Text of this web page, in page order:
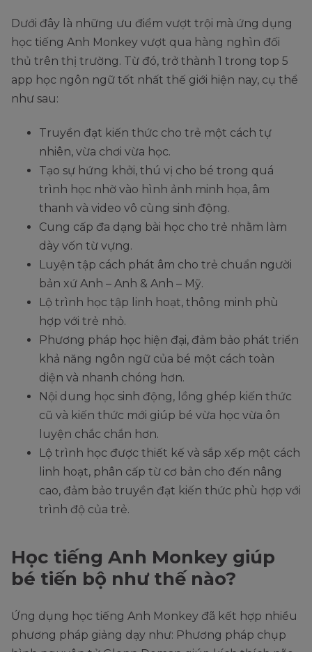
Dưới đây là những ưu điểm vượt trội mà ứng dụng
học tiếng Anh Monkey vượt qua hàng nghìn đối
thủ trên thị trường. Từ đó, trở thành 1 trong top 5
app học ngôn ngữ tốt nhất thế giới hiện nay, cụ thể
như sau:
Truyền đạt kiến thức cho trẻ một cách tự
nhiên, vừa chơi vừa học.
Tạo sự hứng khởi, thú vị cho bé trong quá
trình học nhờ vào hình ảnh minh họa, âm
thanh và video vô cùng sinh động.
Cung cấp đa dạng bài học cho trẻ nhằm làm
dày vốn từ vựng.
Luyện tập cách phát âm cho trẻ chuẩn người
bản xứ Anh – Anh & Anh – Mỹ.
Lộ trình học tập linh hoạt, thông minh phù
hợp với trẻ nhỏ.
Phương pháp học hiện đại, đảm bảo phát triển
khả năng ngôn ngữ của bé một cách toàn
diện và nhanh chóng hơn.
Nội dung học sinh động, lồng ghép kiến thức
cũ và kiến thức mới giúp bé vừa học vừa ôn
luyện chắc chắn hơn.
Lộ trình học được thiết kế và sắp xếp một cách
linh hoạt, phân cấp từ cơ bản cho đến nâng
cao, đảm bảo truyền đạt kiến thức phù hợp với
trình độ của trẻ.
Học tiếng Anh Monkey giúp
bé tiến bộ như thế nào?
Ứng dụng học tiếng Anh Monkey đã kết hợp nhiều
phương pháp giảng dạy như: Phương pháp chụp